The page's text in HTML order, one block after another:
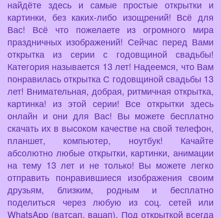
найдёте здесь и самые простые открытки и
картинки, без каких-либо изощрений! Всё для
Вас! Всё что пожелаете из огромного мира
праздничных изображений! Сейчас перед Вами
открытка из серии с годовщиной свадьбы!
Категория называется 13 лет! Надеемся, что Вам
понравилась открытка С годовщиной свадьбы 13
лет! Внимательная, добрая, ритмичная открытка,
картинка! из этой серии! Все открытки здесь
онлайн и они для Вас! Вы можете бесплатно
скачать их в высоком качестве на свой телефон,
планшет, компьютер, ноутбук! Качайте
абсолютно любые открытки, картинки, анимации
на тему 13 лет и не только! Вы можете легко
отправить понравившиеся изображения своим
друзьям, близким, родным и бесплатно
поделиться через любую из соц. сетей или
WhatsApp (ватсап, вацап). Под открыткой всегда